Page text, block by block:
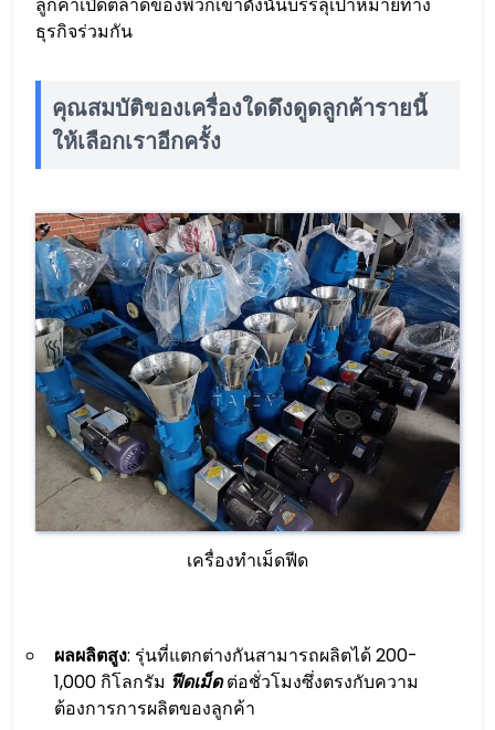
ธุรกิจร่วมกัน
คุณสมบัติของเครื่องใดดึงดูดลูกค้ารายนี้
ให้เลือกเราอีกครั้ง
เครื่องทำเม็ดฟีด
ผลผลิตสูง: รุ่นที่แตกต่างกันสามารถผลิตได้ 200-
1,000 กิโลกรัม ฟีดเม็ดต่อชั่วโมงซึ่งตรงกับความ
ต้องการการผลิตของลูกค้า